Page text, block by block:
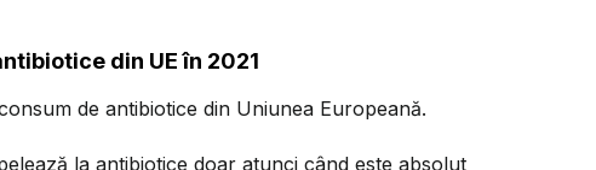
din UE în 2021
de antibiotice din Uniunea Europeană.
la antibiotice doar atunci când este absolut